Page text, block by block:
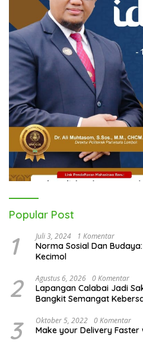
Popular Post
1 Juli 3, 2024 1 Komentar
Norma Sosial Dan
Kecimol
2 Agustus 6, 2026 0 Komentar
Lapangan Calabai Jadi
Bangkit Semangat
3 Oktober 5, 2022 0 Komentar
Make your Delivery Faster